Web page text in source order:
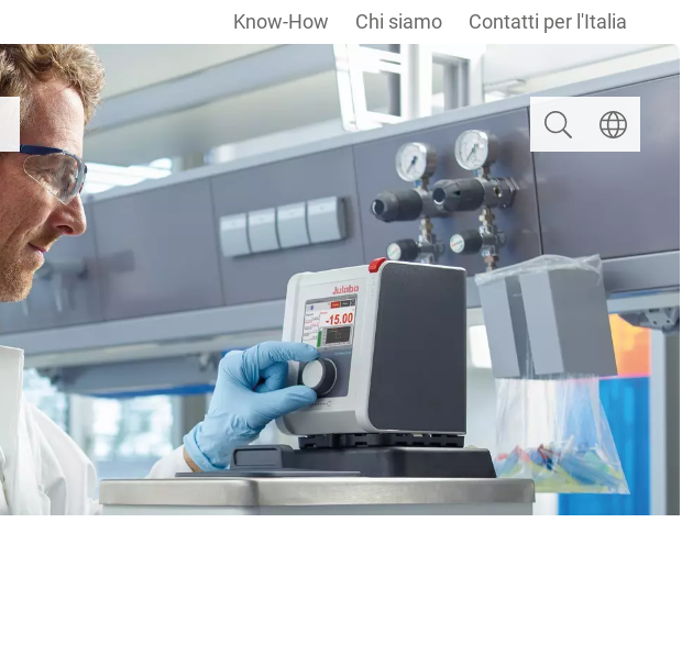
Know-How Chi siamo Contatti per l'Italia
Ricerca Selezionare